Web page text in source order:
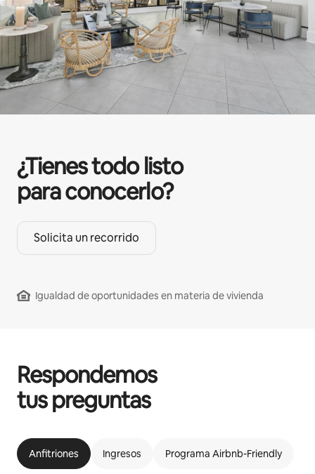
¿Tienes todo listo
para conocerlo?
Solicita un recorrido
Igualdad de oportunidades en materia de vivienda
Respondemos
tus preguntas
Anfitriones Ingresos Programa Airbnb-Friendly